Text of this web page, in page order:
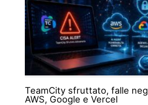
TeamCity sfruttato, falle
AWS, Google e Vercel